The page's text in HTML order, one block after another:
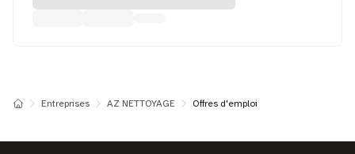
Entreprises AZ NETTOYAGE Offres d'emploi